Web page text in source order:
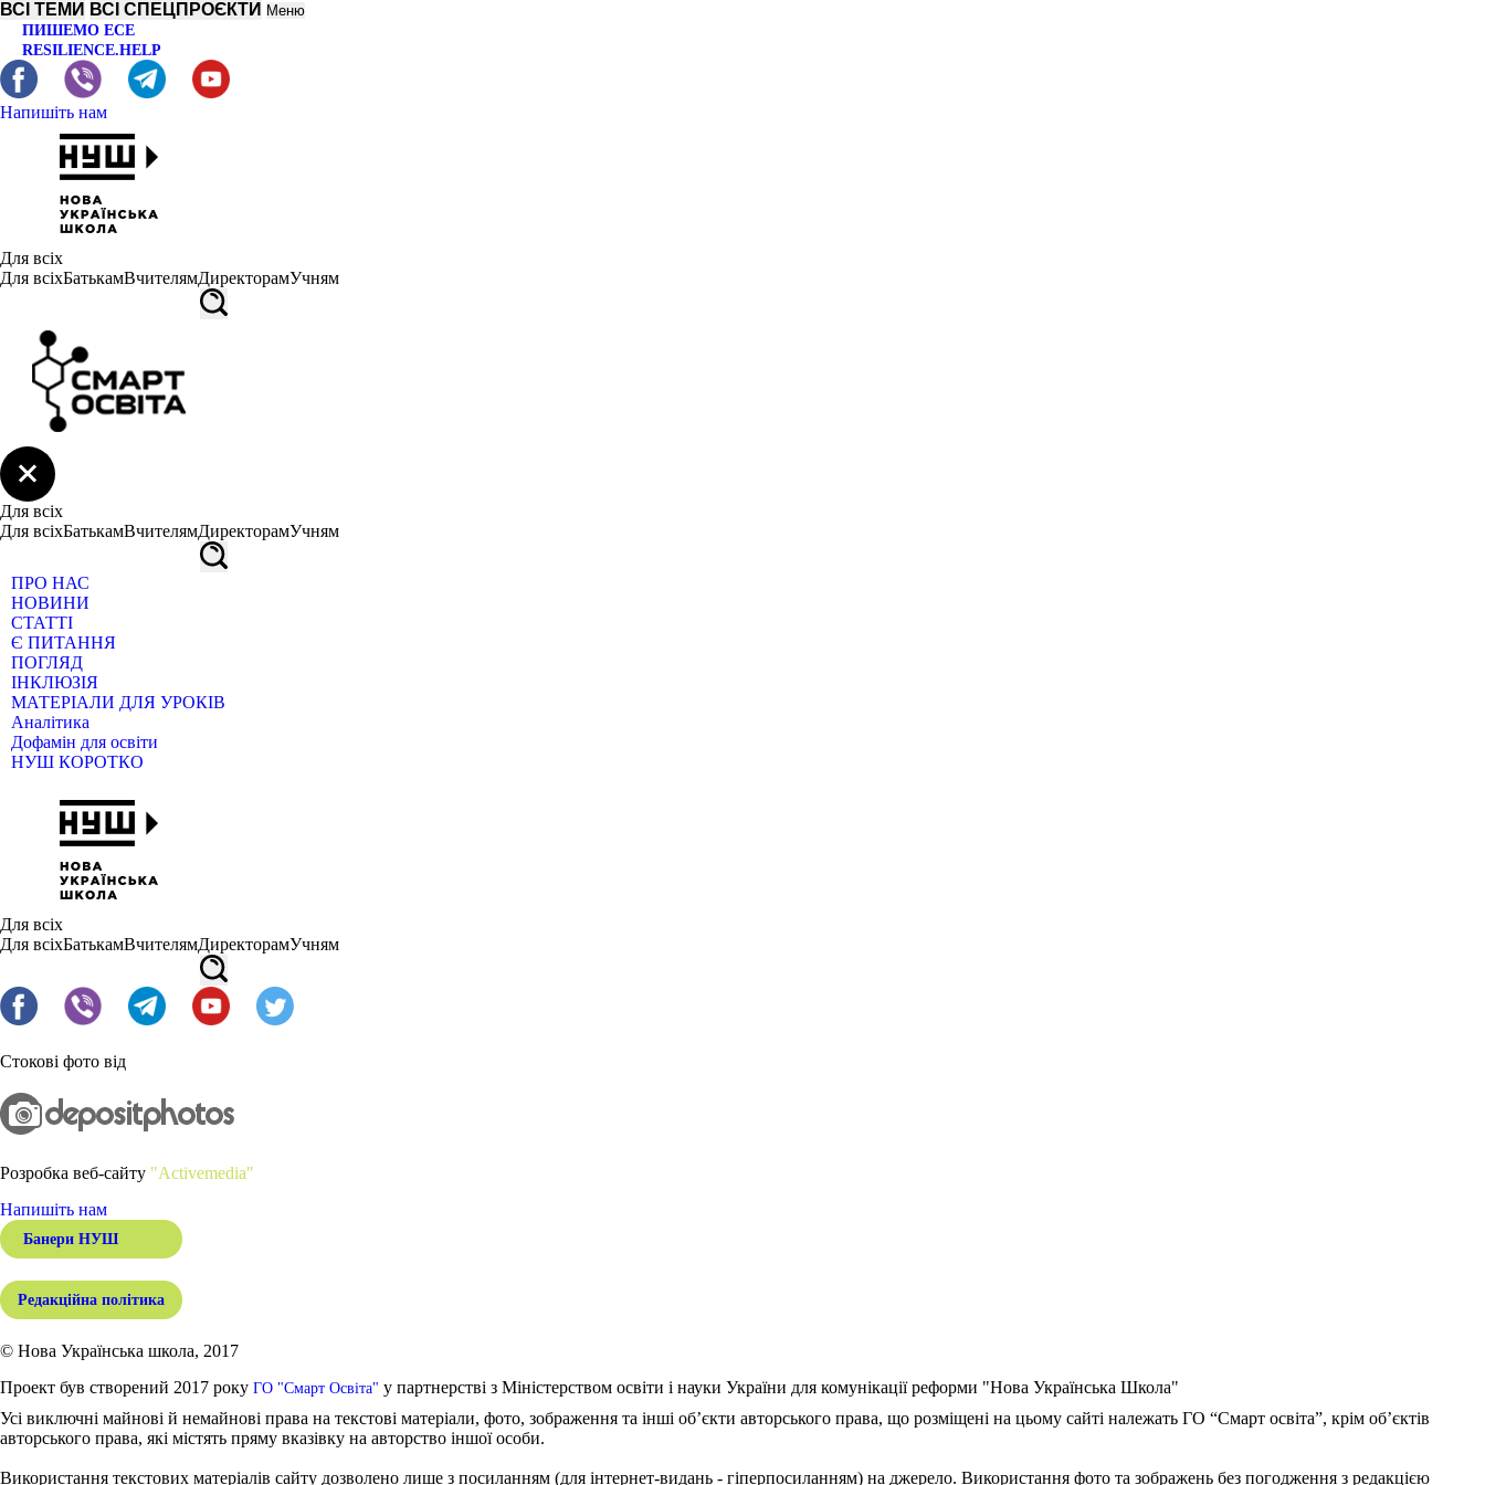
ВСІ ТЕМИ ВСІ СПЕЦПРОЄКТИ Меню
ПИШЕМО ЕСЕ
RESILIENCE.HELP
Напишіть нам
Для всіх
Для всіхБатькамВчителямДиректорамУчням
Для всіх
Для всіхБатькамВчителямДиректорамУчням
ПРО НАС
НОВИНИ
СТАТТІ
Є ПИТАННЯ
ПОГЛЯД
ІНКЛЮЗІЯ
МАТЕРІАЛИ ДЛЯ УРОКІВ
Аналітика
Дофамін для освіти
НУШ КОРОТКО
Для всіх
Для всіхБатькамВчителямДиректорамУчням
Стокові фото від
Розробка веб-сайту "Activemedia"
Напишіть нам
Банери НУШ
Редакційна політика
© Нова Українська школа, 2017
Проект був створений 2017 року ГО "Смарт Освіта" у партнерстві з Міністерством освіти і науки України для комунікації реформи "Нова Українська Школа"
Усі виключні майнові й немайнові права на текстові матеріали, фото, зображення та інші об’єкти авторського права, що розміщені на цьому сайті належать ГО “Смарт освіта”, крім об’єктів
авторського права, які містять пряму вказівку на авторство іншої особи.
Використання текстових матеріалів сайту дозволено лише з посиланням (для інтернет-видань - гіперпосиланням) на джерело. Використання фото та зображень без погодження з редакцією